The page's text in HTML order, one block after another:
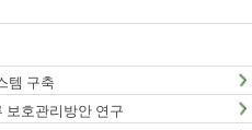
템 구축
보호관리방안 연구